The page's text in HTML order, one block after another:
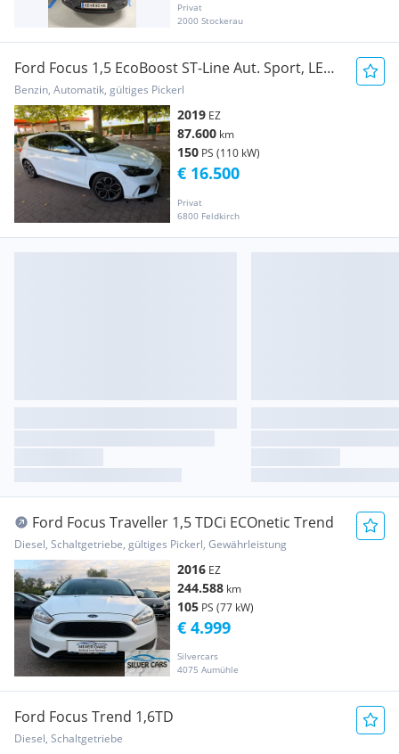
Privat
2000 Stockerau
Ford Focus 1,5 EcoBoost ST-Line Aut. Sport, LED,
Navi, Panoramadach, Soundsystem
Benzin, Automatik, gültiges Pickerl
2019 EZ
87.600 km
150 PS (110 kW)
Privat
6800 Feldkirch
€ 16.500
Ford Focus Traveller 1,5 TDCi ECOnetic Trend
Diesel, Schaltgetriebe, gültiges Pickerl, Gewährleistung
2016 EZ
244.588 km
105 PS (77 kW)
Silvercars
4075 Aumühle
€ 4.999
Ford Focus Trend 1,6TD
Diesel, Schaltgetriebe